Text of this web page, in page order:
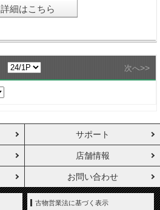
詳細はこちら
次へ>>
サポート
店舗情報
お問い合わせ
古物営業法に基づく表示